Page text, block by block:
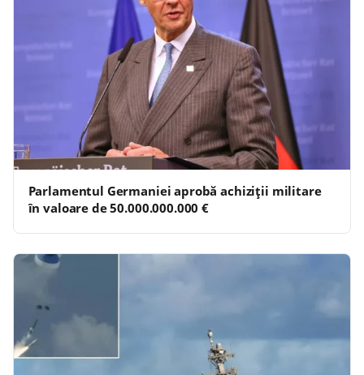
Parlamentul Germaniei aprobă achiziții militare
în valoare de 50.000.000.000 €